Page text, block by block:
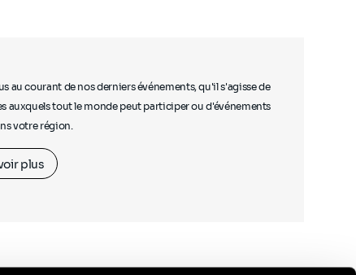
au courant de nos derniers événements, qu'il s'agisse de
auxquels tout le monde peut participer ou d'événements
votre région.
plus